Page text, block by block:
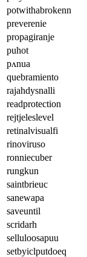
potwithabrokenn
preverenie
propagiranje
puhot
pʌnua
quebramiento
rajahdysnalli
readprotection
rejtjeleslevel
retinalvisualfi
rinoviruso
ronniecuber
rungkun
saintbrieuc
sanewapa
saveuntil
scridarh
selluloosapuu
setbyiclputdoeq